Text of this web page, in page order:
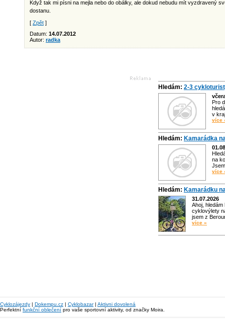
Když tak mi písni na mejla nebo do obálky, ale dokud nebudu mít vyzdravený
dostanu.
[ Zpět ]
Datum: 14.07.2012
Autor: radka
Hledám: 2-3
Pro
v
více
Hledám: Kamarádka
na
více
Hledám: Kamarádku
31.07.2026
Ahoj,
cyklovýlety
jsem z
více »
Cyklozájezdy | Dokempu.cz | Cyklobazar| Aktivni dovolená
Perfektní funkční oblečení pro vaše sportovní aktivity, od značky Moira.